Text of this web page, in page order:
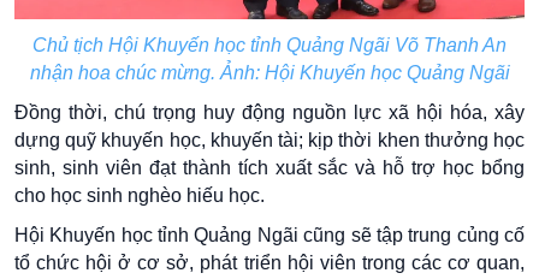
Chủ tịch Hội Khuyến học tỉnh Quảng Ngãi Võ Thanh An
nhận hoa chúc mừng. Ảnh: Hội Khuyến học Quảng Ngãi
Đồng thời, chú trọng huy động nguồn lực xã hội hóa, xây
dựng quỹ khuyến học, khuyến tài; kịp thời khen thưởng học
sinh, sinh viên đạt thành tích xuất sắc và hỗ trợ học bổng
cho học sinh nghèo hiếu học.
Hội Khuyến học tỉnh Quảng Ngãi cũng sẽ tập trung củng cố
tổ chức hội ở cơ sở, phát triển hội viên trong các cơ quan,